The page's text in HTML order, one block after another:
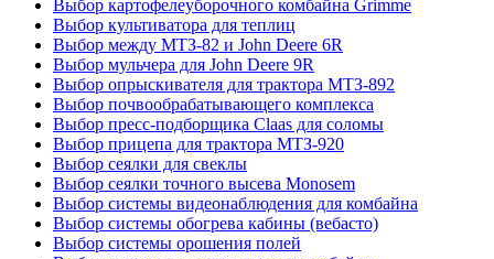
Выбор картофелеуборочного комбайна Grimme
Выбор культиватора для теплиц
Выбор между МТЗ-82 и John Deere 6R
Выбор мульчера для John Deere 9R
Выбор опрыскивателя для трактора МТЗ-892
Выбор почвообрабатывающего комплекса
Выбор пресс-подборщика Claas для соломы
Выбор прицепа для трактора МТЗ-920
Выбор сеялки для свеклы
Выбор сеялки точного высева Monosem
Выбор системы видеонаблюдения для комбайна
Выбор системы обогрева кабины (вебасто)
Выбор системы орошения полей